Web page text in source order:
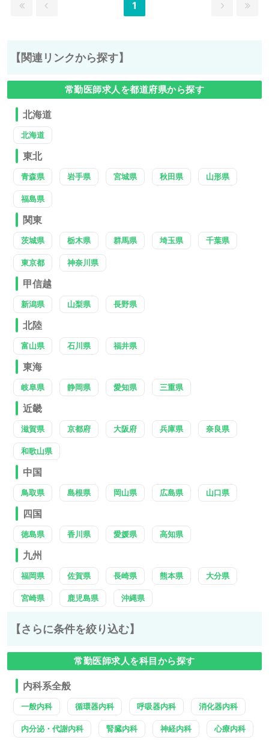
1
【関連リンクから探す】
常勤医師求人を都道府県から探す
北海道
北海道
東北
青森県 岩手県 宮城県 秋田県 山形県
福島県
関東
茨城県 栃木県 群馬県 埼玉県 千葉県
東京都 神奈川県
甲信越
新潟県 山梨県 長野県
北陸
富山県 石川県 福井県
東海
岐阜県 静岡県 愛知県 三重県
近畿
滋賀県 京都府 大阪府 兵庫県 奈良県
和歌山県
中国
鳥取県 島根県 岡山県 広島県 山口県
四国
徳島県 香川県 愛媛県 高知県
九州
福岡県 佐賀県 長崎県 熊本県 大分県
宮崎県 鹿児島県 沖縄県
【さらに条件を絞り込む】
常勤医師求人を科目から探す
内科系全般
一般内科 循環器内科 呼吸器内科 消化器内科
内分泌・代謝内科 腎臓内科 神経内科 心療内科